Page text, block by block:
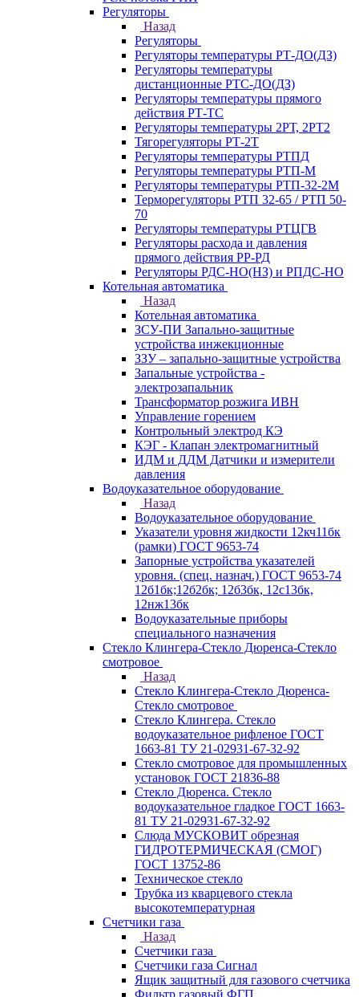
Регуляторы
Назад
Регуляторы
Регуляторы температуры РТ-ДО(ДЗ)
Регуляторы температуры
дистанционные РТС-ДО(ДЗ)
Регуляторы температуры прямого
действия РТ-ТС
Регуляторы температуры 2РТ, 2РT2
Тягорегуляторы РТ-2Т
Регуляторы температуры РТПД
Регуляторы температуры РТП-M
Регуляторы температуры РТП-32-2М
Терморегуляторы РТП 32-65 / РТП 50-
70
Регуляторы температуры РТЦГВ
Регуляторы расхода и давления
прямого действия РР-РД
Регуляторы РДС-НО(НЗ) и РПДС-НО
Котельная автоматика
Назад
Котельная автоматика
ЗСУ-ПИ Запально-защитные
устройства инжекционные
ЗЗУ – запально-защитные устройства
Запальные устройства -
электрозапальник
Трансформатор розжига ИВН
Управление горением
Контрольный электрод КЭ
КЭГ - Клапан электромагнитный
ИДМ и ДДМ Датчики и измерители
давления
Водоуказательное оборудование
Назад
Водоуказательное оборудование
Указатели уровня жидкости 12кч11бк
(рамки) ГОСТ 9653-74
Запорные устройства указателей
уровня. (спец. назнач.) ГОСТ 9653-74
12б1бк;12б2бк; 12б3бк, 12с13бк,
12нж13бк
Водоуказательные приборы
специального назначения
Стекло Клингера-Стекло Дюренса-Стекло
смотровое
Назад
Стекло Клингера-Стекло Дюренса-
Стекло смотровое
Стекло Клингера. Стекло
водоуказательное рифленое ГОСТ
1663-81 ТУ 21-02931-67-32-92
Стекло смотровое для промышленных
установок ГОСТ 21836-88
Стекло Дюренса. Стекло
водоуказательное гладкое ГОСТ 1663-
81 ТУ 21-02931-67-32-92
Слюда МУСКОВИТ обрезная
ГИДРОТЕРМИЧЕСКАЯ (СМОГ)
ГОСТ 13752-86
Техническое стекло
Трубка из кварцевого стекла
высокотемпературная
Счетчики газа
Назад
Счетчики газа
Счетчики газа Сигнал
Ящик защитный для газового счетчика
Фильтр газовый ФГП